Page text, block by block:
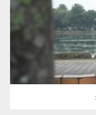
公園のマッチ
ダウンロード